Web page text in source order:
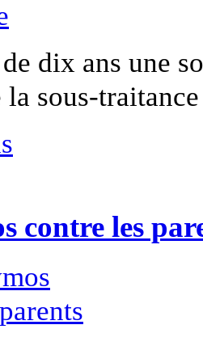
dix ans une
sous-
contre les